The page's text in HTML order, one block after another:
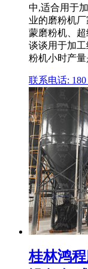
中,适合用于
业的磨粉机
蒙磨粉机、
谈谈用于加
粉机小时产量
联系电话: 180
桂林鸿